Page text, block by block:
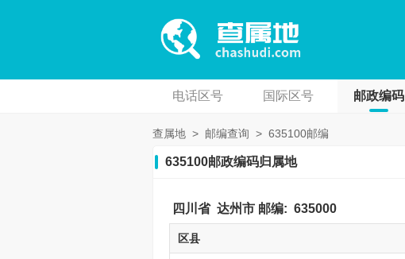
电话区号 国际区号 邮政编码
查属地 > 邮编查询 > 635100邮编
635100邮政编码归属地
四川省 达州市 邮编: 635000
区县